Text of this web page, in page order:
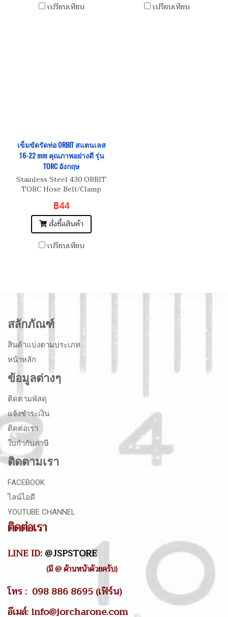
เปรียบเทียบ
เปรียบเทียบ
เข็มขัดรัดท่อ ORBIT สแตนเลส
16-22 mm คุณภาพอย่างดี รุ่น
TORC อังกฤษ
Stainless Steel 430 ORBIT
TORC Hose Belt/Clamp
เกรด 430 Size 16-22 mm
฿44
สั่งซื้อสินค้า
เปรียบเทียบ
สลักภัณฑ์
สินค้าแบ่งตามประเภท
หน้าหลัก
ข้อมูลต่างๆ
ติดตามพัสดุ
แจ้งชำระเงิน
ติดต่อเรา
ใบกำกับภาษี
ติดตามเรา
FACEBOOK
ไลน์ไอดี
YOUTUBE CHANNEL
ติดต่อเรา
LINE ID:@JSPSTORE
(มี @ ด้านหน้าด้วยครับ)
โทร : 098 886 8695 (เฟิร์น)
อีเมล์: info@jorcharone.com